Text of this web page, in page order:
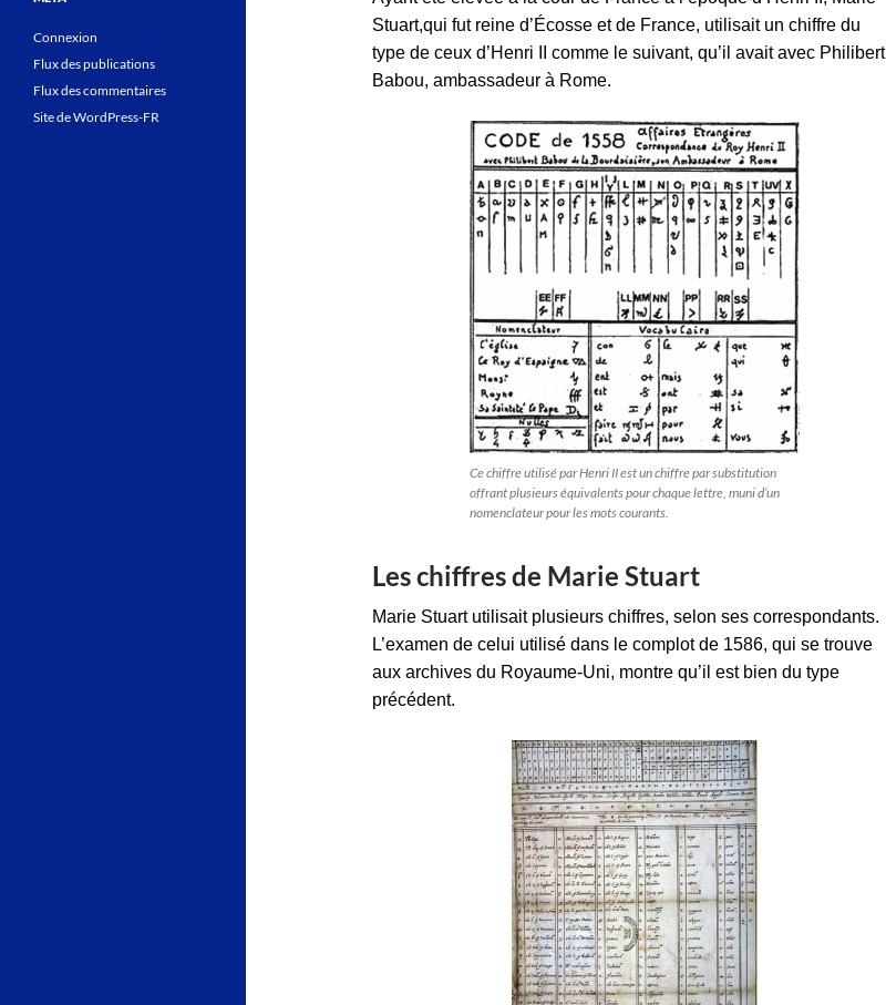
Stuart,qui fut reine d’Écosse et de France, utilisait un chiffre du
type de ceux d’Henri II comme le suivant, qu’il avait avec Philibert
Babou, ambassadeur à Rome.
Ce chiffre utilisé par Henri II est un chiffre par substitution
offrant plusieurs équivalents pour chaque lettre, muni d’un
nomenclateur pour les mots courants.
Les chiffres de Marie Stuart
Marie Stuart utilisait plusieurs chiffres, selon ses correspondants.
L’examen de celui utilisé dans le complot de 1586, qui se trouve
aux archives du Royaume-Uni, montre qu’il est bien du type
précédent.
Connexion
Flux des publications
Flux des commentaires
Site de WordPress-FR